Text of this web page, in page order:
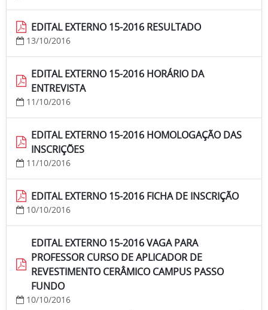
EDITAL EXTERNO 15-2016 RESULTADO
13/10/2016
EDITAL EXTERNO 15-2016 HORÁRIO DA
ENTREVISTA
11/10/2016
EDITAL EXTERNO 15-2016 HOMOLOGAÇÃO DAS
INSCRIÇÕES
11/10/2016
EDITAL EXTERNO 15-2016 FICHA DE INSCRIÇÃO
10/10/2016
EDITAL EXTERNO 15-2016 VAGA PARA
PROFESSOR CURSO DE APLICADOR DE
REVESTIMENTO CERÂMICO CAMPUS PASSO
FUNDO
10/10/2016